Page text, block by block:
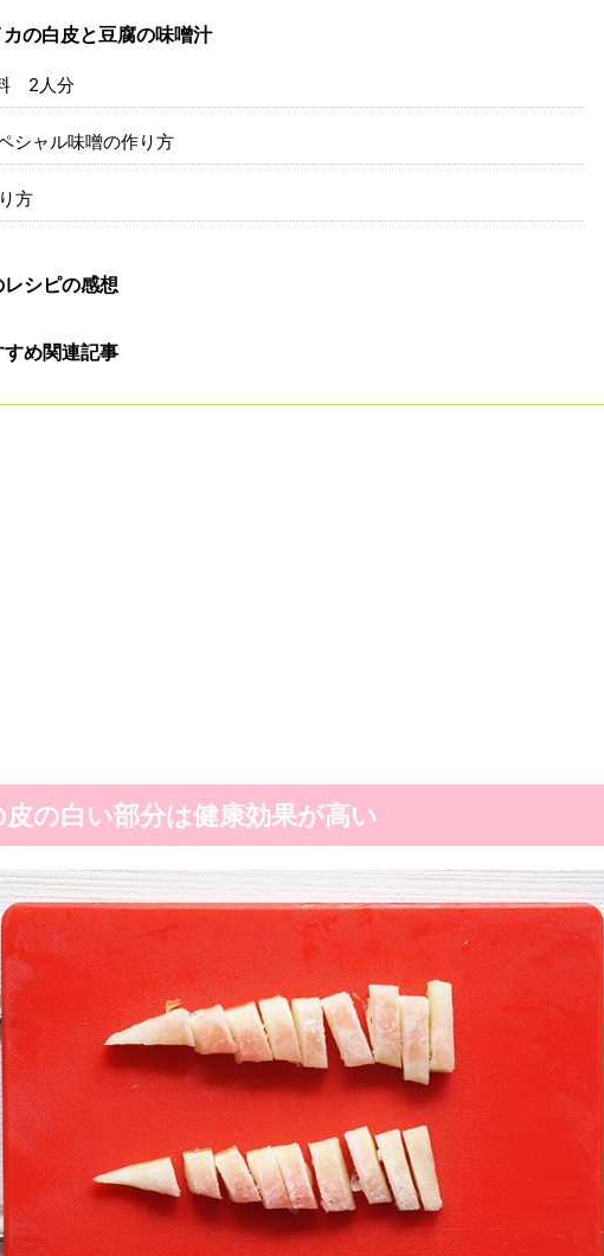
カの白皮と豆腐の味噌汁
2人分
シャル味噌の作り方
方
レシピの感想
すめ関連記事
の白い部分は健康効果が高い